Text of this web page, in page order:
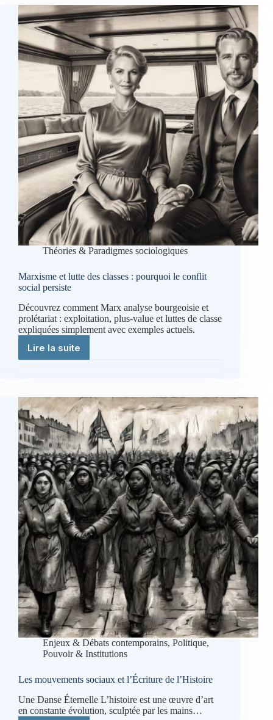
Vie
–
une
Réalité
Proche
?
Théories & Paradigmes sociologiques
Marxisme et lutte des classes : pourquoi le conflit
social persiste
Découvrez comment Marx analyse bourgeoisie et
prolétariat : exploitation, plus-value et luttes de classe
expliquées simplement avec exemples actuels.
Lire la suite
Marxisme
classes
:
pourquoi
le
conflit
social
persiste
Enjeux & Débats contemporains, Politique,
Pouvoir & Institutions
Les mouvements sociaux et l’Écriture de l’Histoire
Une Danse Éternelle L’histoire est une œuvre d’art
en constante évolution, sculptée par les mains…